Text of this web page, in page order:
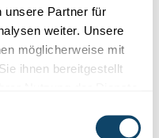
unsere Partner für
weiter. Unsere
möglicherweise mit
ihnen bereitgestellt